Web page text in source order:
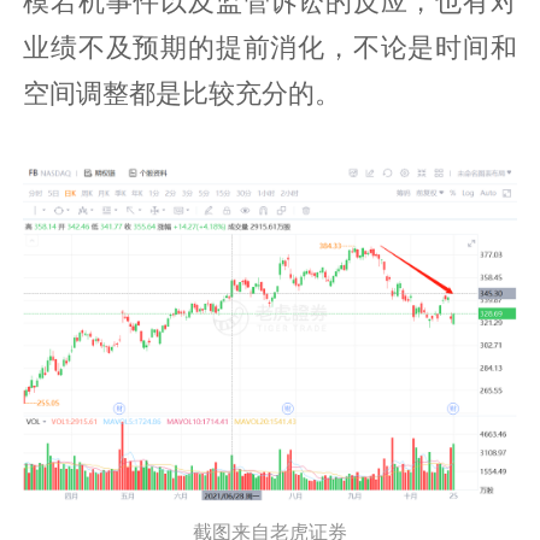
业绩不及预期的提前消化，不论是时间和
空间调整都是比较充分的。
截图来自老虎证券